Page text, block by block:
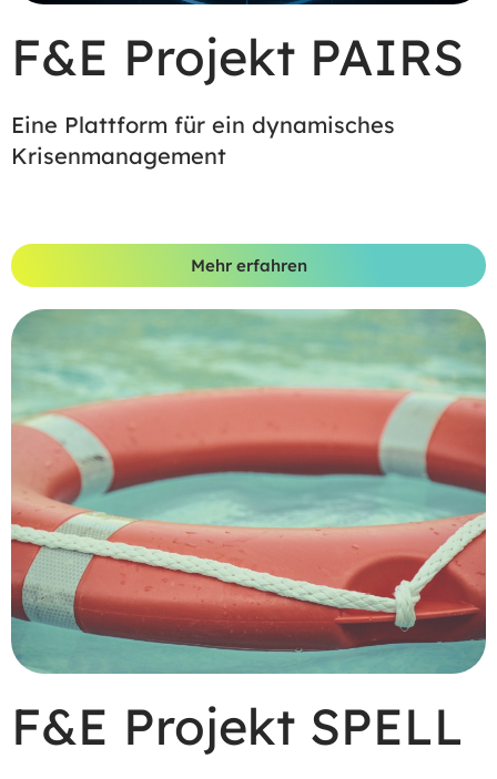
F&E Projekt PAIRS
Eine Plattform für ein dynamisches
Krisenmanagement
Mehr erfahren
F&E Projekt SPELL